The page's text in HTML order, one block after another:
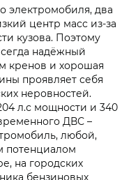
электромобиля, два
центр масс из-за
кузова. Поэтому
надёжный
кренов и хорошая
проявляет себя
неровностей.
л.с мощности и 340
ДВС –
любой,
потенциалом
на городских
бензиновых